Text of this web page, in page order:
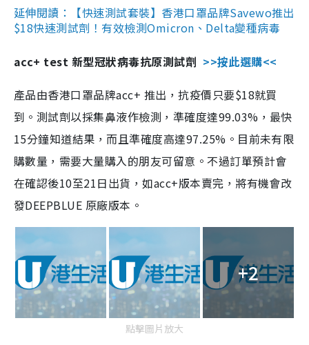
延伸閱讀：【快速測試套裝】香港口罩品牌Savewo推出
$18快速測試劑！有效檢測Omicron、Delta變種病毒
acc+ test 新型冠狀病毒抗原測試劑 >>按此選購<<
產品由香港口罩品牌acc+ 推出，抗疫價只要$18就買
到。測試劑以採集鼻液作檢測，準確度達99.03%，最快
15分鐘知道結果，而且準確度高達97.25%。目前未有限
購數量，需要大量購入的朋友可留意。不過訂單預計會
在確認後10至21日出貨，如acc+版本賣完，將有機會改
發DEEPBLUE 原廠版本。
+2
點擊圖片放大